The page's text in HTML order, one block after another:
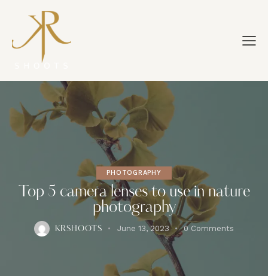
PHOTOGRAPHY
Top 5 camera lenses to use in nature
photography
KRSHOOTS June 13, 2023 0 Comments